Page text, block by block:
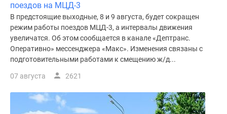
поездов на МЦД-3
В предстоящие выходные, 8 и 9 августа, будет сокращен
режим работы поездов МЦД-3, а интервалы движения
увеличатся. Об этом сообщается в канале «Дептранс.
Оперативно» мессенджера «Макс». Изменения связаны с
подготовительными работами к смещению ж/д...
07 августа 2621